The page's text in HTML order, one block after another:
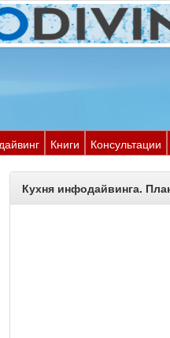
Книги Консультации
Кухня инфодайвинга.